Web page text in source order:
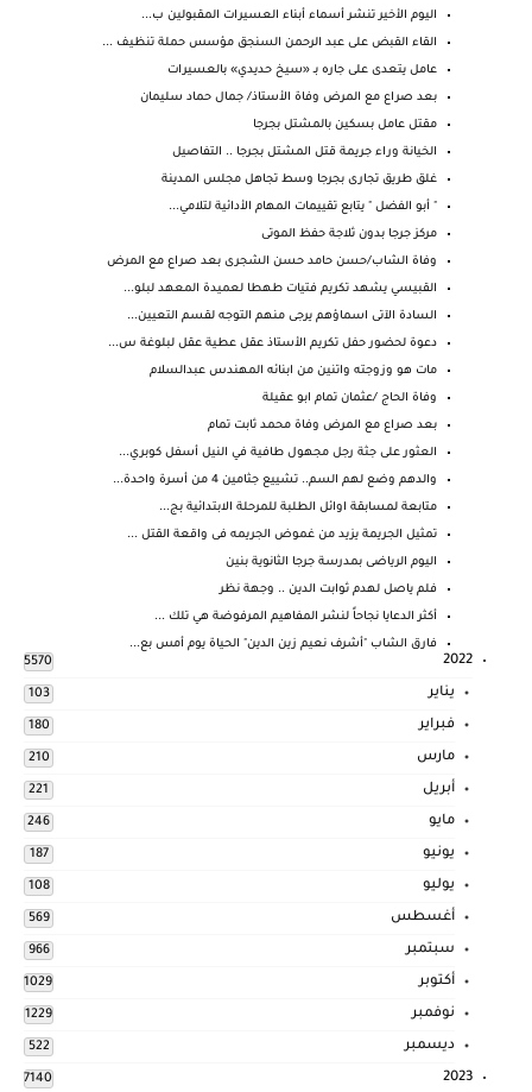
اليوم الأخير تنشر أسماء أبناء العسيرات المقبولين ب...
القاء القبض على عبد الرحمن السنجق مؤسس حملة تنظيف ...
عامل يتعدى على جاره بـ «سيخ حديدي» بالعسيرات
بعد صراع مع المرض وفاة الأستاذ/ جمال حماد سليمان
مقتل عامل بسكين بالمشتل بجرجا
الخيانة وراء جريمة قتل المشتل بجرجا .. التفاصيل
غلق طريق تجارى بجرجا وسط تجاهل مجلس المدينة
" أبو الفضل " يتابع تقييمات المهام الأدائية لتلامي...
مركز جرجا بدون ثلاجة حفظ الموتى
وفاة الشاب/حسن حامد حسن الشجرى بعد صراع مع المرض
القبيسي يشهد تكريم فتيات طهطا لعميدة المعهد لبلو...
السادة الآتى اسماؤهم يرجى منهم التوجه لقسم التعيين...
دعوة لحضور حفل تكريم الأستاذ عقل عطية عقل لبلوغة س...
مات هو وزوجته واتنين من ابنائه المهندس عبدالسلام
وفاة الحاج /عثمان تمام ابو عقيلة
بعد صراع مع المرض وفاة محمد ثابت تمام
العثور على جثة رجل مجهول طافية في النيل أسفل كوبري...
والدهم وضع لهم السم.. تشييع جثامين 4 من أسرة واحدة...
متابعة لمسابقة اوائل الطلبة للمرحلة الابتدائية بج...
تمثيل الجريمة يزيد من غموض الجريمه فى واقعة القتل ...
اليوم الرياضى بمدرسة جرجا الثانوية بنين
فلم ياصل لهدم ثوابت الدين .. وجهة نظر
أكثر الدعايا نجاحاً لنشر المفاهيم المرفوضة هي تلك ...
فارق الشاب "أشرف نعيم زين الدين" الحياة يوم أمس بع...
2022
5570
يناير 103
فبراير 180
مارس 210
أبريل 221
مايو 246
يونيو 187
يوليو 108
أغسطس 569
سبتمبر 966
أكتوبر 1029
نوفمبر 1229
ديسمبر 522
2023
7140